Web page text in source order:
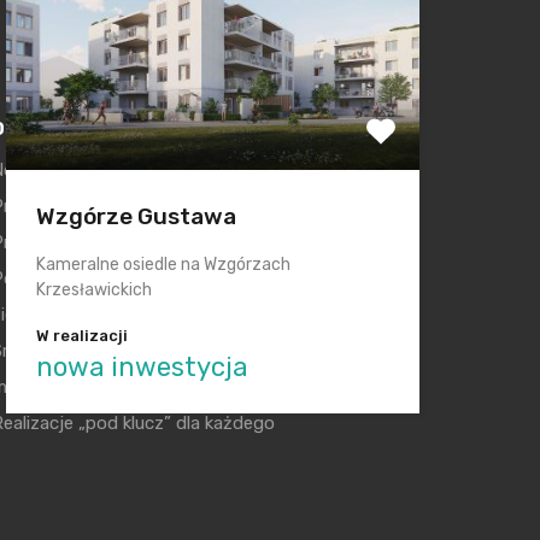
Wzgórze Gustawa
Kameralne osiedle na Wzgórzach
Krzesławickich
W realizacji
nowa inwestycja
wpisy
era Filharmonii Krakowskiej
nowego etapu inwestycji Krakowskie
na inwestycyjnej mapie Europy świeci na
Garden– wakacyjna promocja na
„pod klucz” dla każdego